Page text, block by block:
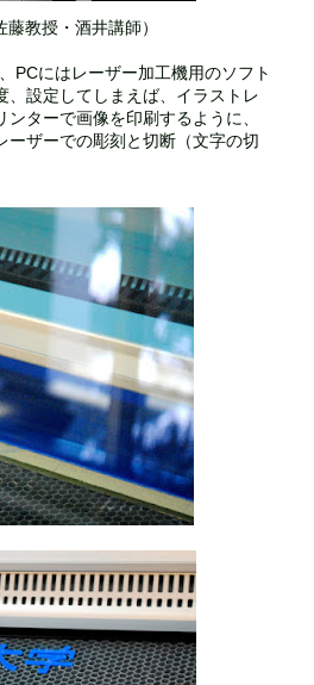
教授・酒井講師）
PCにはレーザー加工機用のソフト
、設定してしまえば、イラストレ
ターで画像を印刷するように、
ザーでの彫刻と切断（文字の切